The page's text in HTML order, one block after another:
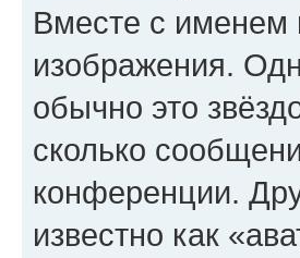
Вместе с именем
изображения.
обычно это
сколько
конференции.
известно как